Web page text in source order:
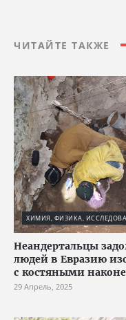
ЧИТАЙТЕ ТАКЖЕ
ХИМИЯ, ФИЗИКА,
Неандертальцы
людей в Евразию
с костяными
29 Апрель, 2025